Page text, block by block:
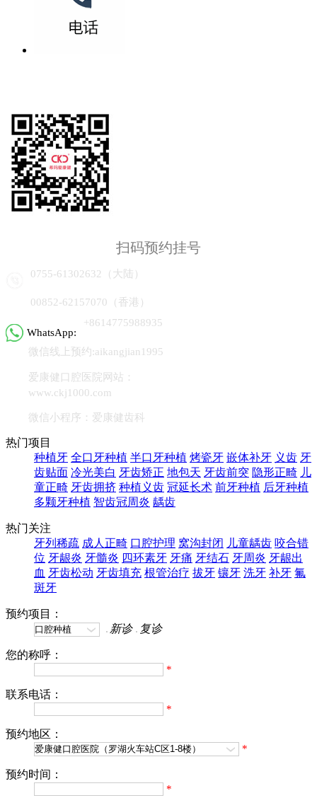
扫码预约挂号
0755-61302632（大陆）
00852-62157070（香港）
WhatsApp:
+8614775988935
微信线上预约:aikangjian1995
爱康健口腔医院网站：
www.ckj1000.com
微信小程序：爱康健齿科
热门项目
种植牙 全口牙种植 半口牙种植 烤瓷牙 嵌体补牙 义齿 牙
齿贴面 冷光美白 牙齿矫正 地包天 牙齿前突 隐形正畸 儿
童正畸 牙齿拥挤 种植义齿 冠延长术 前牙种植 后牙种植
多颗牙种植 智齿冠周炎 龋齿
热门关注
牙列稀疏 成人正畸 口腔护理 窝沟封闭 儿童龋齿 咬合错
位 牙龈炎 牙髓炎 四环素牙 牙痛 牙结石 牙周炎 牙龈出
血 牙齿松动 牙齿填充 根管治疗 拔牙 镶牙 洗牙 补牙 氟
斑牙
预约项目：
新诊
复诊
您的称呼：
*
联系电话：
*
预约地区：
*
预约时间：
*